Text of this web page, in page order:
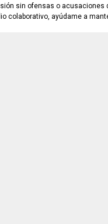
sin ofensas o acusaciones
colaborativo, ayúdame a